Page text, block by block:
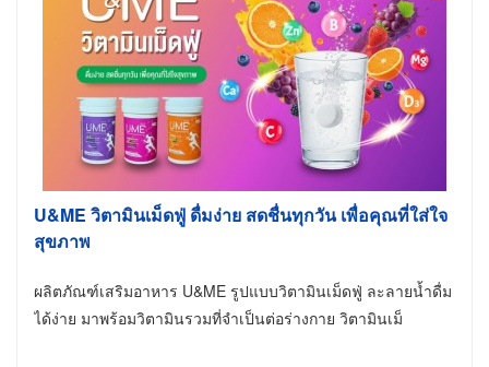
U&ME วิตามินเม็ดฟู่ ดื่มง่าย สดชื่นทุกวัน เพื่อคุณที่ใส่ใจ
สุขภาพ
ผลิตภัณฑ์เสริมอาหาร U&ME รูปแบบวิตามินเม็ดฟู่ ละลายน้ำดื่ม
ได้ง่าย มาพร้อมวิตามินรวมที่จำเป็นต่อร่างกาย วิตามินเม็